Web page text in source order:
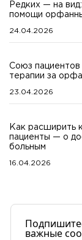
Редких — на
помощи
24.04.2026
Союз пациентов
терапии за
23.04.2026
Как расширить
пациенты — о
больным
16.04.2026
важные